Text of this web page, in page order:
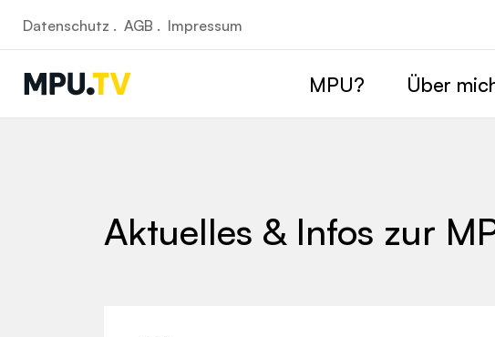
Aktuelles & Infos zur
Datenschutz . AGB . Impressum
MPU? Über